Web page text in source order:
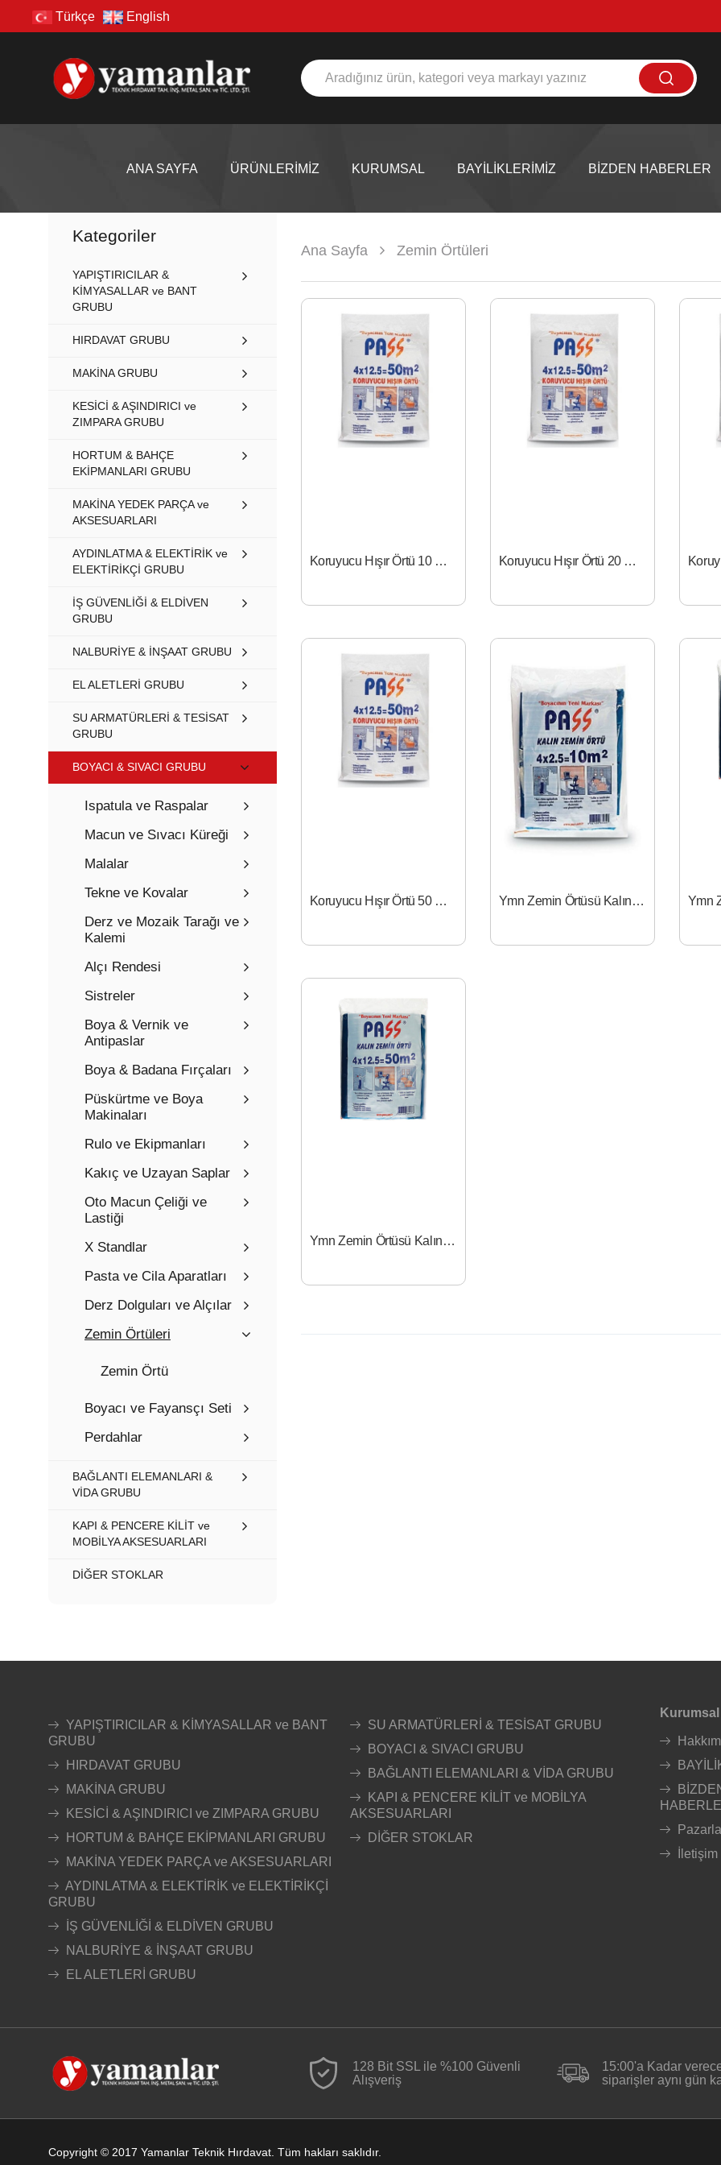
Türkçe English
ANA SAYFA ÜRÜNLERİMİZ KURUMSAL BAYİLİKLERİMİZ BİZDEN HABERLER
Kategoriler
YAPIŞTIRICILAR &
KİMYASALLAR ve BANT
GRUBU
HIRDAVAT GRUBU
MAKİNA GRUBU
KESİCİ & AŞINDIRICI ve
ZIMPARA GRUBU
HORTUM & BAHÇE
EKİPMANLARI GRUBU
MAKİNA YEDEK PARÇA ve
AKSESUARLARI
AYDINLATMA & ELEKTİRİK ve
ELEKTİRİKÇİ GRUBU
İŞ GÜVENLİĞİ & ELDİVEN
GRUBU
NALBURİYE & İNŞAAT GRUBU
EL ALETLERİ GRUBU
SU ARMATÜRLERİ & TESİSAT
GRUBU
BOYACI & SIVACI GRUBU
Ispatula ve Raspalar
Macun ve Sıvacı Küreği
Malalar
Tekne ve Kovalar
Derz ve Mozaik Tarağı ve
Kalemi
Alçı Rendesi
Sistreler
Boya & Vernik ve
Antipaslar
Boya & Badana Fırçaları
Püskürtme ve Boya
Makinaları
Rulo ve Ekipmanları
Kakıç ve Uzayan Saplar
Oto Macun Çeliği ve
Lastiği
X Standlar
Pasta ve Cila Aparatları
Derz Dolguları ve Alçılar
Zemin Örtüleri
Zemin Örtü
Boyacı ve Fayansçı Seti
Perdahlar
BAĞLANTI ELEMANLARI &
VİDA GRUBU
KAPI & PENCERE KİLİT ve
MOBİLYA AKSESUARLARI
DİĞER STOKLAR
Ana Sayfa Zemin Örtüleri
Koruyucu Hışır Örtü 10 mt- 4x2.5 Koruyucu Hışır Örtü 20 mt - 4x5
Koruyucu Hışır Örtü 50 mt - 4x12.5 Ymn Zemin Örtüsü Kalın 10 mt- 4x2.5
Ymn Zemin Örtüsü Kalın 50 mt- 4x12,5
YAPIŞTIRICILAR & KİMYASALLAR ve BANT
GRUBU
HIRDAVAT GRUBU
MAKİNA GRUBU
KESİCİ & AŞINDIRICI ve ZIMPARA GRUBU
HORTUM & BAHÇE EKİPMANLARI GRUBU
MAKİNA YEDEK PARÇA ve AKSESUARLARI
AYDINLATMA & ELEKTİRİK ve ELEKTİRİKÇİ
GRUBU
İŞ GÜVENLİĞİ & ELDİVEN GRUBU
NALBURİYE & İNŞAAT GRUBU
EL ALETLERİ GRUBU
SU ARMATÜRLERİ & TESİSAT GRUBU
BOYACI & SIVACI GRUBU
BAĞLANTI ELEMANLARI & VİDA GRUBU
KAPI & PENCERE KİLİT ve MOBİLYA
AKSESUARLARI
DİĞER STOKLAR
Kurumsal
İletişim
128 Bit SSL ile %100 Güvenli
Alışveriş
15:00'a Kadar
siparişler aynı gün
Copyright © 2017 Yamanlar Teknik Hırdavat. Tüm hakları saklıdır.